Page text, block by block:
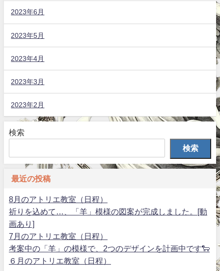
2023年6月
2023年5月
2023年4月
2023年3月
2023年2月
検索
検索
最近の投稿
8月のアトリエ教室（日程）
祈りを込めて…、「羊」模様の図案が完成しました。[動
画あり]
7月のアトリエ教室（日程）
考案中の「羊」の模様で、2つのデザインを計画中です🐑
６月のアトリエ教室（日程）